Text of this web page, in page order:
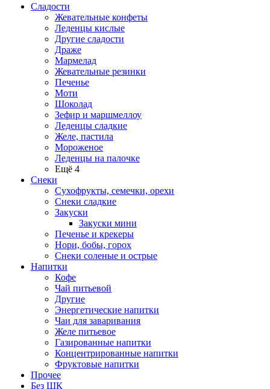
Сладости
Жевательные конфеты
Леденцы кислые
Другие сладости
Драже
Мармелад
Жевательные резинки
Печенье
Моти
Шоколад
Зефир и маршмеллоу
Леденцы сладкие
Желе, пастила
Мороженое
Леденцы на палочке
Ещё 4
Снеки
Сухофрукты, семечки, орехи
Снеки сладкие
Закуски
Закуски мини
Печенье и крекеры
Нори, бобы, горох
Снеки соленые и острые
Напитки
Кофе
Чай питьевой
Другие
Энергетические напитки
Чаи для заваривания
Желе питьевое
Газированные напитки
Концентрированные напитки
Фруктовые напитки
Прочее
Без ШК